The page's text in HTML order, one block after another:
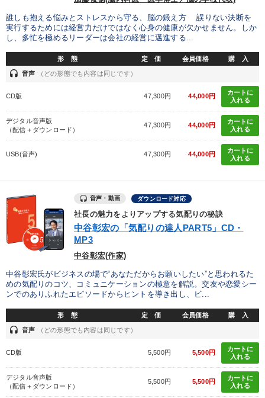
誰しも抱える悩みとストレスから守る、脳の鍛え方 誤りない決断を
実行するためには経営力だけではなく心身の健康が欠かせません。しか
し、多忙を極めるリーダーは会社の経営に邁進する...
形 態 定 価 会員価格 購 入
headset 音声 （どの形態でも内容は同じです）
CD版 47,300円 44,000円
カートに
入れる
デジタル音声版
（配信＋ダウンロード）
47,300円 44,000円
カートに
入れる
USB(音声) 47,300円 44,000円
カートに
入れる
音声・動画 ダウンロード対応
社長の魅力をよりアップする気配りの秘訣
中谷彰宏の「気配りの達人PART5」CD・
MP3
中谷彰宏(作家)
中谷彰宏氏がビジネスの場で“あなただからお願いしたい”と思われるた
めの気配りのコツ、コミュニケーションの極意を解説。交友や恋愛シー
ンでのありふれたエピソードからヒントを導き出し、ビ...
形 態 定 価 会員価格 購 入
headset 音声 （どの形態でも内容は同じです）
CD版 5,500円 5,500円
カートに
入れる
デジタル音声版
（配信＋ダウンロード）
5,500円 5,500円
カートに
入れる